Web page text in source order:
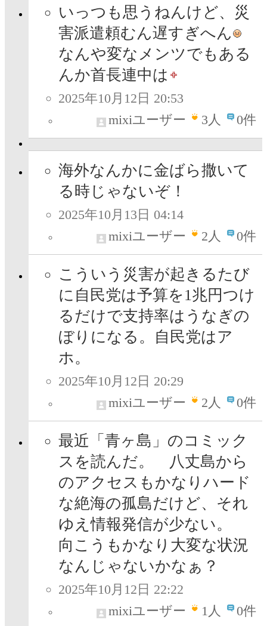
いっつも思うねんけど、災
害派遣頼むん遅すぎへん
なんや変なメンツでもある
んか首長連中は
2025年10月12日 20:53
mixiユーザー
3人 0件
海外なんかに金ばら撒いて
る時じゃないぞ！
2025年10月13日 04:14
mixiユーザー
2人 0件
こういう災害が起きるたび
に自民党は予算を1兆円つけ
るだけで支持率はうなぎの
ぼりになる。自民党はア
ホ。
2025年10月12日 20:29
mixiユーザー
2人 0件
最近「青ヶ島」のコミック
スを読んだ。 八丈島から
のアクセスもかなりハード
な絶海の孤島だけど、それ
ゆえ情報発信が少ない。
向こうもかなり大変な状況
なんじゃないかなぁ？
2025年10月12日 22:22
mixiユーザー
1人 0件